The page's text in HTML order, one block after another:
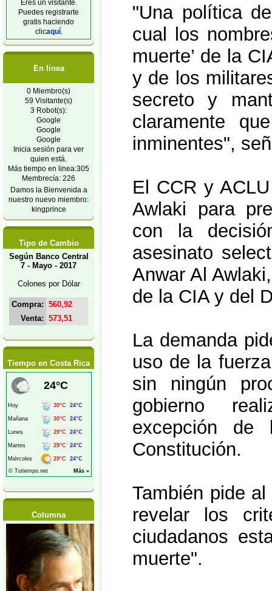
Eres un visitante.
Puedes registrarte
gratis haciendo
clicaquí.
En linea
0 Miembro(s)
59 Visitante(s)
3 Robot(s):
Google
Google
Google
Inicia sesión para ver
quien está.
Más tiempo en linea:305
Membrecía: 226
Damos la Bienvenida a
nuestro nuevo miembro:
kingprince
Tipo de Cambio
Según Banco Central
7 - Mayo - 2017
Colones por Dólar
Compra: 560,92
Venta: 573,51
Tiempo en Costa Rica
Columna
"Una política
cual los
muerte’ de la
y de los
secreto y
claramente
inminentes",
El CCR y
Awlaki para
con la
asesinato
Anwar Al
de la CIA y del
La demanda
uso de la
sin ningún
gobierno
excepción de
Constitución.
También pide
revelar los
ciudadanos
muerte".